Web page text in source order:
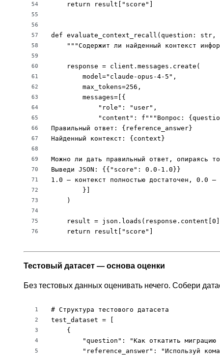
54
55
56
57
58
59
60
61
62
63
64
65
66
67
68
69
70
71
72
73
74
75
76
    return result["score"]
def evaluate_context_recall(question:
"""Содержит ли найденный контекст
    response = client.messages.create(
        model="claude-opus-4-5",
        max_tokens=256,
        messages=[{
            "role": "user",
"content": f"""Вопрос:
Правильный ответ: {reference_answer}
Найденный контекст: {context}
Можно ли дать правильный ответ, опираясь
Выведи JSON: {{"score": 0.0-1.0}}
1.0 — контекст полностью достаточен, 0.0
        }]
    )
result =
    return result["score"]
Тестовый датасет — основа оценки
Без тестовых данных оценивать нечего. Собери
1
2
3
4
5
# Структура тестового датасета
test_dataset = [
    {
"question": "Как откатить миграцию
"reference_answer": "Используй